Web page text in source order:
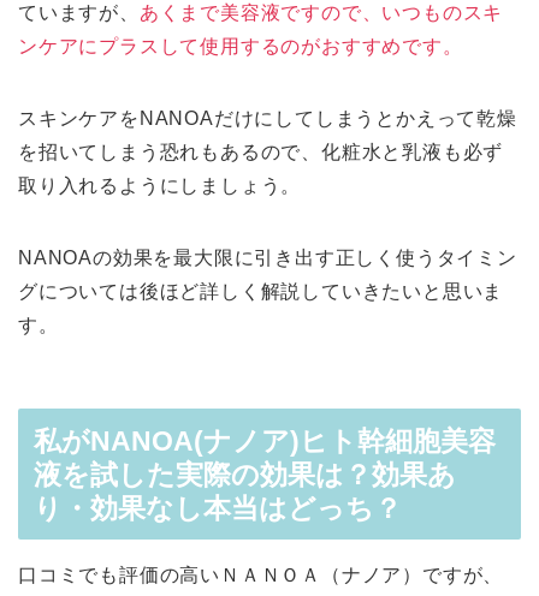
ていますが、 あくまで美容液ですので、いつものスキ
ンケアにプラスして使用するのがおすすめです。
スキンケアをNANOAだけにしてしまうとかえって乾燥
を招いてしまう恐れもあるので、化粧水と乳液も必ず
取り入れるようにしましょう。
NANOAの効果を最大限に引き出す正しく使うタイミン
グについては後ほど詳しく解説していきたいと思いま
す。
私がNANOA(ナノア)ヒト幹細胞美容
液を試した実際の効果は？効果あ
り・効果なし本当はどっち？
口コミでも評価の高いＮＡＮＯＡ（ナノア）ですが、